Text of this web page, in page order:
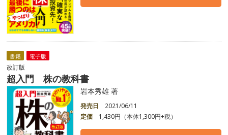
書籍 電子版
改訂版
超入門 株の教科書
岩本秀雄 著
発売日
2021/06/11
定価
1,430円（本体1,300円+税）